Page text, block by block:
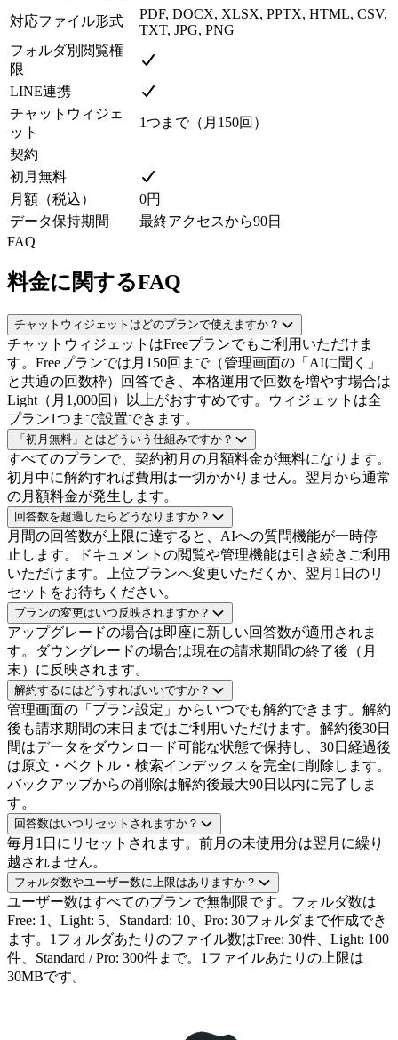
対応ファイル形式
PDF, DOCX, XLSX, PPTX, HTML, CSV,
TXT, JPG, PNG
フォルダ別閲覧権
限
LINE連携
チャットウィジェ
ット
1つまで（月150回）
契約
初月無料
月額（税込）
0円
データ保持期間
最終アクセスから90日
FAQ
料金に関するFAQ
チャットウィジェットはどのプランで使えますか？
チャットウィジェットはFreeプランでもご利用いただけま
す。Freeプランでは月150回まで（管理画面の「AIに聞く」
と共通の回数枠）回答でき、本格運用で回数を増やす場合は
Light（月1,000回）以上がおすすめです。ウィジェットは全
プラン1つまで設置できます。
「初月無料」とはどういう仕組みですか？
すべてのプランで、契約初月の月額料金が無料になります。
初月中に解約すれば費用は一切かかりません。翌月から通常
の月額料金が発生します。
回答数を超過したらどうなりますか？
月間の回答数が上限に達すると、AIへの質問機能が一時停
止します。ドキュメントの閲覧や管理機能は引き続きご利用
いただけます。上位プランへ変更いただくか、翌月1日のリ
セットをお待ちください。
プランの変更はいつ反映されますか？
アップグレードの場合は即座に新しい回答数が適用されま
す。ダウングレードの場合は現在の請求期間の終了後（月
末）に反映されます。
解約するにはどうすればいいですか？
管理画面の「プラン設定」からいつでも解約できます。解約
後も請求期間の末日まではご利用いただけます。解約後30日
間はデータをダウンロード可能な状態で保持し、30日経過後
は原文・ベクトル・検索インデックスを完全に削除します。
バックアップからの削除は解約後最大90日以内に完了しま
す。
回答数はいつリセットされますか？
毎月1日にリセットされます。前月の未使用分は翌月に繰り
越されません。
フォルダ数やユーザー数に上限はありますか？
ユーザー数はすべてのプランで無制限です。フォルダ数は
Free: 1、Light: 5、Standard: 10、Pro: 30フォルダまで作成でき
ます。1フォルダあたりのファイル数はFree: 30件、Light: 100
件、Standard / Pro: 300件まで。1ファイルあたりの上限は
30MBです。